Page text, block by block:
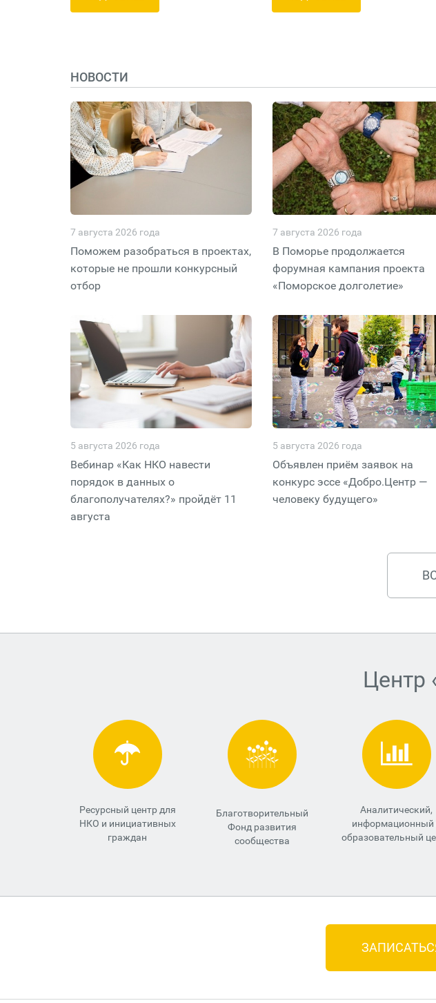
НОВОСТИ
7 августа 2026 года
Поможем разобраться в проектах,
которые не прошли конкурсный
отбор
7 августа 2026 года
В Поморье продолжается
форумная кампания проекта
«Поморское долголетие»
5 августа 2026 года
Вебинар «Как НКО навести
порядок в данных о
благополучателях?» пройдёт 11
августа
5 августа 2026 года
Объявлен приём заявок на
конкурс эссе «Добро.Центр —
человеку будущего»
Центр
Ресурсный центр для
НКО и инициативных
граждан
Благотворительный
Фонд развития
сообщества
Аналитический,
информационный
образовательный